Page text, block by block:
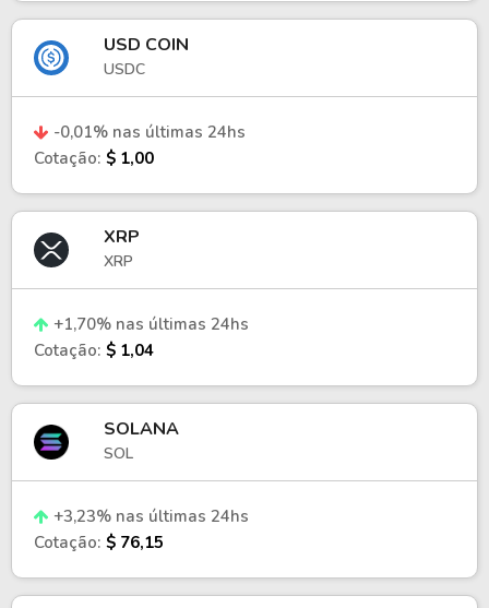
USD COIN
USDC
-0,01% nas últimas 24hs
Cotação: $ 1,00
XRP
XRP
+1,70% nas últimas 24hs
Cotação: $ 1,04
SOLANA
SOL
+3,23% nas últimas 24hs
Cotação: $ 76,15